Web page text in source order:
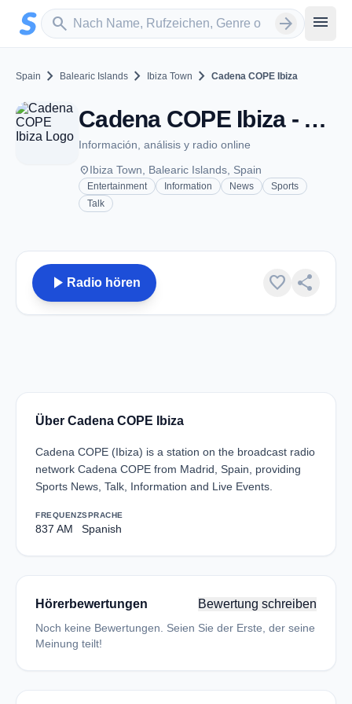
Zum Hauptinhalt springen
search
Sender suchen arrow_forward menu
Spain chevron_right Balearic Islands chevron_right Ibiza Town chevron_right Cadena COPE Ibiza
Cadena COPE Ibiza - AM 837 - Ibiza Town
Información, análisis y radio online
placeIbiza Town, Balearic Islands, Spain
Entertainment Information News
Sports
Talk
play_arrow Radio hören favorite share
Über Cadena COPE Ibiza
Cadena COPE (Ibiza) is a station on the broadcast radio
network Cadena COPE from Madrid, Spain, providing
Sports News, Talk, Information and Live Events.
FREQUENZ
837 AM
SPRACHE
Spanish
Hörerbewertungen Bewertung schreiben
Noch keine Bewertungen. Seien Sie der Erste, der seine
Meinung teilt!